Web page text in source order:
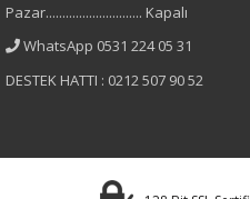
Truvakar Kol
Pazar............................. Kapalı
WhatsApp 0531 224 05 31
DESTEK HATTI : 0212 507 90 52